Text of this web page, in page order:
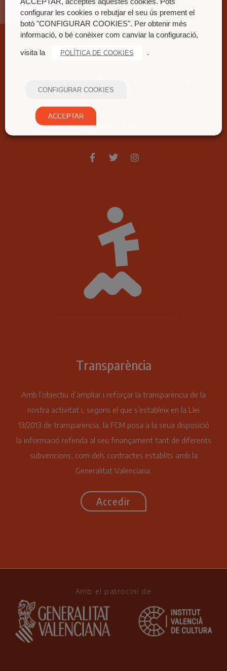
Contacte
Carrer nou del convent, 71
46680 Algemesí (València)
fcm@fcmuixerangues.org
Transparència
Amb l’objectiu d’ampliar i reforçar la transparència de la
nostra activitat i, segons el que s’estableix en la Llei
13/2013 de transparència, la FCM posa a la seua disposició
la informació referida al seu finançament tant de diferents
subvencions, com dels contractes establits amb la
Generalitat Valenciana.
Accedir
Amb el patrocini de
configurar les cookies o rebutjar el seu ús prement el
botó "CONFIGURAR COOKIES". Per obtenir més
informació, o bé conèixer com canviar la configuració,
visita la POLÍTICA DE COOKIES .
CONFIGURAR COOKIES
ACCEPTAR